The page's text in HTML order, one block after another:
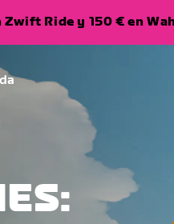
Ride y 150 € en